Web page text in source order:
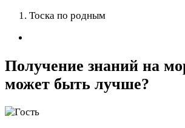
Тоска по родным
Получение знаний на
может быть лучше?